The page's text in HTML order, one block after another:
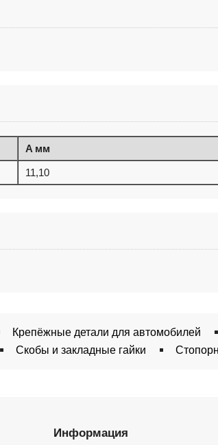
A мм
11,10
Крепёжные детали для автомобилей
Скобы и закладные гайки
Информация